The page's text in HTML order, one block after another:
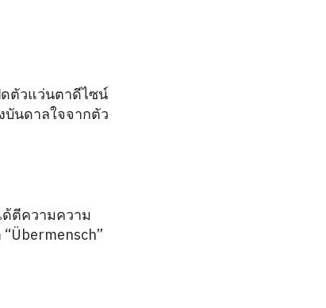
ดตัวแว่นตาดีไซน์
บันดาลใจจากตัว
ด้ตีความความ